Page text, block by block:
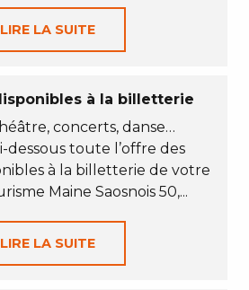
LIRE LA SUITE
à la billetterie
concerts, danse…
dessous toute l’offre des
à la billetterie de votre
Maine Saosnois 50,...
LIRE LA SUITE